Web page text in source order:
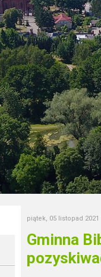
piątek, 05 listopad 2021
Gminna